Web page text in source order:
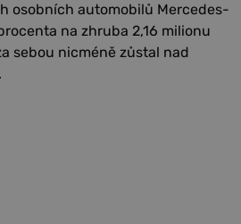
osobních automobilů Mercedes-
na zhruba 2,16 milionu
sebou nicméně zůstal nad